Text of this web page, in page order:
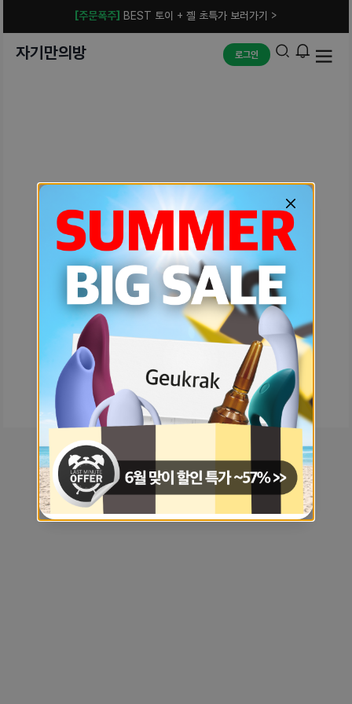
[주문폭주] BEST 토이 + 젤 초특가 보러가기 >
자기만의방 로그인
예상치 못한 에러입니다.